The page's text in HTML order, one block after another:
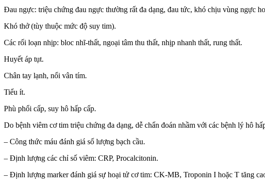
Đau ngực: triệu chứng đau ngực thường rất đa dạng, đau tức, khó chịu vùng ngực
Khó thở (tùy thuộc mức độ suy tim).
Các rối loạn nhịp: bloc nhĩ-thất, ngoại tâm thu thất, nhịp nhanh thất, rung thất.
Huyết áp tụt.
Chân tay lạnh, nổi vân tím.
Tiểu ít.
Phù phổi cấp, suy hô hấp cấp.
Do bệnh viêm cơ tim triệu chứng đa dạng, dễ chẩn đoán nhầm với các bệnh lý hô
– Công thức máu đánh giá số lượng bạch cầu.
– Định lượng các chỉ số viêm: CRP, Procalcitonin.
– Định lượng marker đánh giá sự hoại tử cơ tim: CK-MB, Troponin I hoặc T tăng